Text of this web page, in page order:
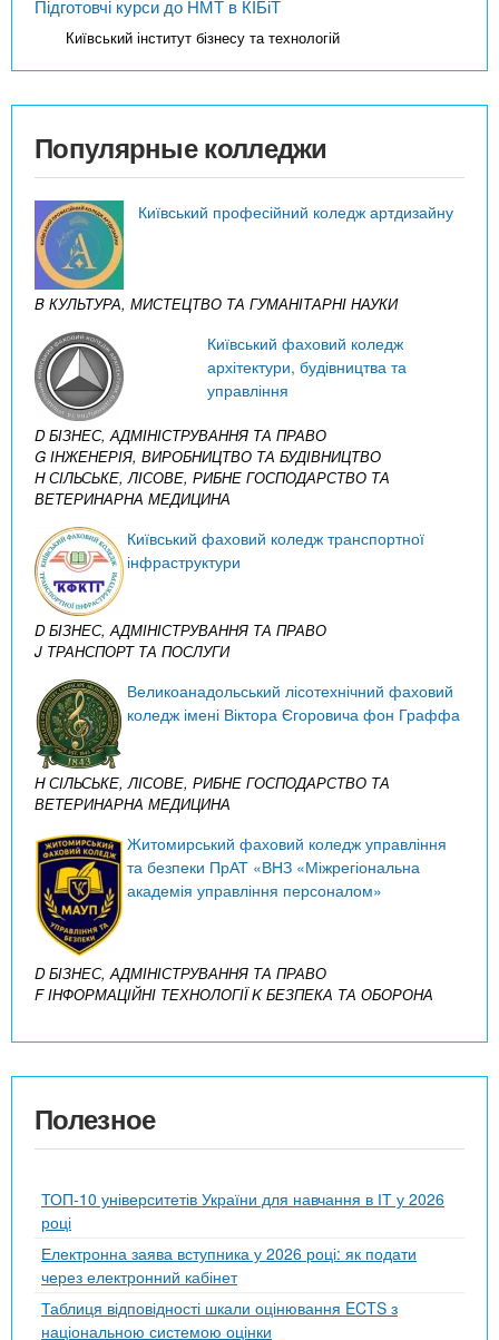
Підготовчі курси до НМТ в КІБіТ
Київський інститут бізнесу та технологій
Популярные колледжи
Київський професійний коледж артдизайну
B КУЛЬТУРА, МИСТЕЦТВО ТА ГУМАНІТАРНІ НАУКИ
Київський фаховий коледж
архітектури, будівництва та
управління
D БІЗНЕС, АДМІНІСТРУВАННЯ ТА ПРАВО
G ІНЖЕНЕРІЯ, ВИРОБНИЦТВО ТА БУДІВНИЦТВО
H СІЛЬСЬКЕ, ЛІСОВЕ, РИБНЕ ГОСПОДАРСТВО ТА
ВЕТЕРИНАРНА МЕДИЦИНА
Київський фаховий коледж транспортної
інфраструктури
D БІЗНЕС, АДМІНІСТРУВАННЯ ТА ПРАВО
J ТРАНСПОРТ ТА ПОСЛУГИ
Великоанадольський лісотехнічний фаховий
коледж імені Віктора Єгоровича фон Граффа
H СІЛЬСЬКЕ, ЛІСОВЕ, РИБНЕ ГОСПОДАРСТВО ТА
ВЕТЕРИНАРНА МЕДИЦИНА
Житомирський фаховий коледж управління
та безпеки ПрАТ «ВНЗ «Міжрегіональна
академія управління персоналом»
D БІЗНЕС, АДМІНІСТРУВАННЯ ТА ПРАВО
F ІНФОРМАЦІЙНІ ТЕХНОЛОГІЇK БЕЗПЕКА ТА ОБОРОНА
Полезное
ТОП-10 університетів України для навчання в ІТ у 2026
році
Електронна заява вступника у 2026 році: як подати
через електронний кабінет
Таблиця відповідності шкали оцінювання ECTS з
національною системою оцінки